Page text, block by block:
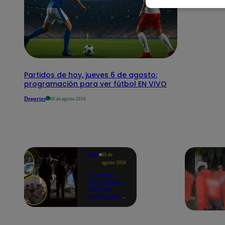
Partidos de hoy, jueves 6 de agosto:
programación para ver fútbol EN VIVO
Deportes 06 de agosto 2026
Perú
05 de
agosto 2026
Ordenan
excarcelar a
militares
investigados